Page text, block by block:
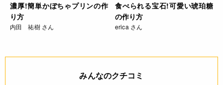
濃厚!簡単かぼちゃプリンの作
り方
内田 祐樹 さん
食べられる宝石!可愛い琥珀糖
の作り方
erica さん
みんなのクチコミ